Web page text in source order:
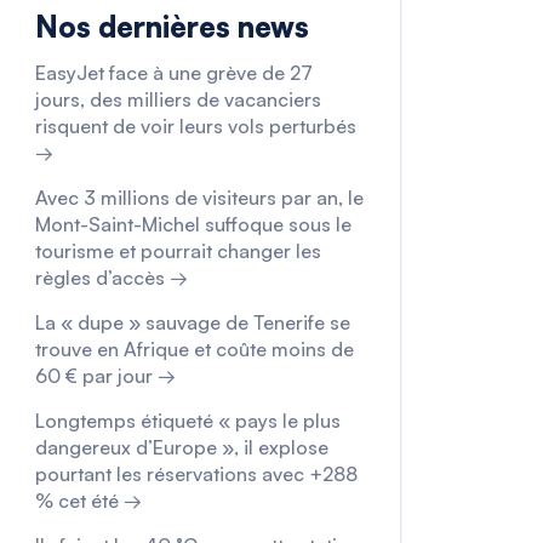
Nos dernières news
EasyJet face à une grève de 27
jours, des milliers de vacanciers
risquent de voir leurs vols perturbés
→
Avec 3 millions de visiteurs par an, le
Mont-Saint-Michel suffoque sous le
tourisme et pourrait changer les
règles d’accès →
La « dupe » sauvage de Tenerife se
trouve en Afrique et coûte moins de
60 € par jour →
Longtemps étiqueté « pays le plus
dangereux d’Europe », il explose
pourtant les réservations avec +288
% cet été →